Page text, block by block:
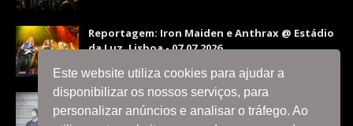
Este website utiliza cookies para ajudar a
disponibilizar os nossos serviços, para
personalizar anúncios e analisar o tráfego. Ao
Reportagem: Iron Maiden e Anthrax @ Estádio
da Luz, Lisboa - 07.07.2026
9:36 P.m.
Interview with Silent Skies
8:06 P.m.